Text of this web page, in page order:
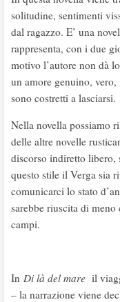
solitudine, sentimenti
dal ragazzo. E’ una
rappresenta, con i due
motivo l’autore non dà
un amore genuino,
sono costretti a lasciarsi.
Nella novella possiamo
delle altre novelle
discorso indiretto libero,
questo stile il Verga sia
comunicarci lo stato
sarebbe riuscita di
campi.
In Di là del mare il
– la narrazione viene